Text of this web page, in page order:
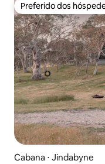
Preferido dos
Preferido dos
Cabana ⋅ Jindabyne